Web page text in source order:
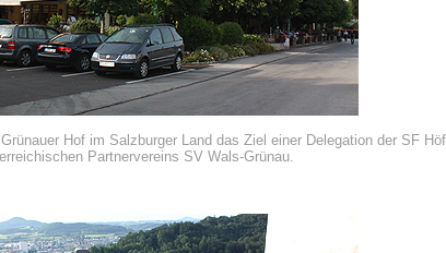
Hof im Salzburger Land das Ziel einer Delegation der SF
Partnervereins SV Wals-Grünau.